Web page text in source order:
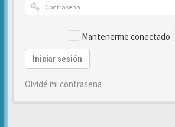
Mantenerme conectado
Iniciar sesión
Olvidé mi contraseña